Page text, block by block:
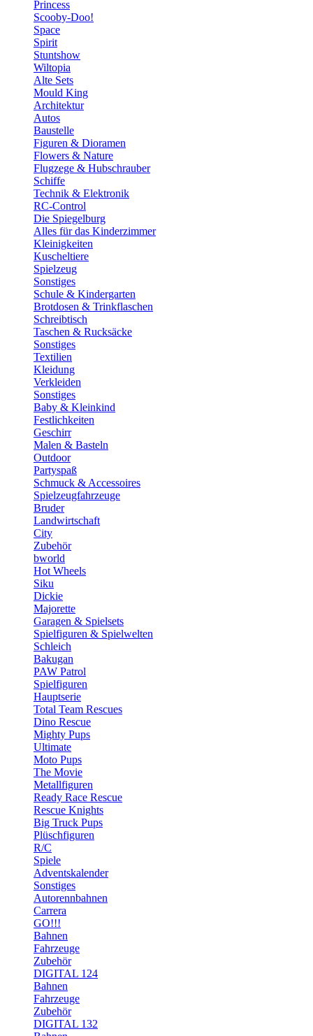
Princess
Scooby-Doo!
Space
Spirit
Stuntshow
Wiltopia
Alte Sets
Mould King
Architektur
Autos
Baustelle
Figuren & Dioramen
Flowers & Nature
Flugzege & Hubschrauber
Schiffe
Technik & Elektronik
RC-Control
Die Spiegelburg
Alles für das Kinderzimmer
Kleinigkeiten
Kuscheltiere
Spielzeug
Sonstiges
Schule & Kindergarten
Brotdosen & Trinkflaschen
Schreibtisch
Taschen & Rucksäcke
Sonstiges
Textilien
Kleidung
Verkleiden
Sonstiges
Baby & Kleinkind
Festlichkeiten
Geschirr
Malen & Basteln
Outdoor
Partyspaß
Schmuck & Accessoires
Spielzeugfahrzeuge
Bruder
Landwirtschaft
City
Zubehör
bworld
Hot Wheels
Siku
Dickie
Majorette
Garagen & Spielsets
Spielfiguren & Spielwelten
Schleich
Bakugan
PAW Patrol
Spielfiguren
Hauptserie
Total Team Rescues
Dino Rescue
Mighty Pups
Ultimate
Moto Pups
The Movie
Metallfiguren
Ready Race Rescue
Rescue Knights
Big Truck Pups
Plüschfiguren
R/C
Spiele
Adventskalender
Sonstiges
Autorennbahnen
Carrera
GO!!!
Bahnen
Fahrzeuge
Zubehör
DIGITAL 124
Bahnen
Fahrzeuge
Zubehör
DIGITAL 132